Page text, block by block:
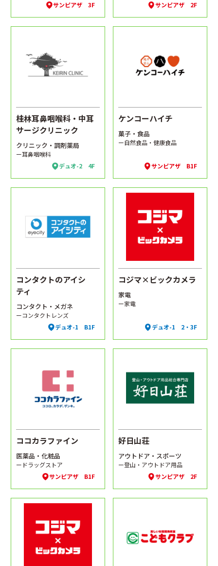
サンピアザ 3F
サンピアザ 2F
桂林耳鼻咽喉科・中耳
サージクリニック
クリニック・調剤薬局
ー耳鼻咽喉科
デュオ-2 4F
ケンコーハイチ
菓子・食品
ー自然食品・健康食品
サンピアザ B1F
コンタクトのアイシ
ティ
コンタクト・メガネ
ーコンタクトレンズ
デュオ-1 B1F
コジマ×ビックカメラ
家電
ー家電
デュオ-1 2・3F
ココカラファイン
医薬品・化粧品
ードラッグストア
サンピアザ B1F
好日山荘
アウトドア・スポーツ
ー登山・アウトドア用品
サンピアザ 2F